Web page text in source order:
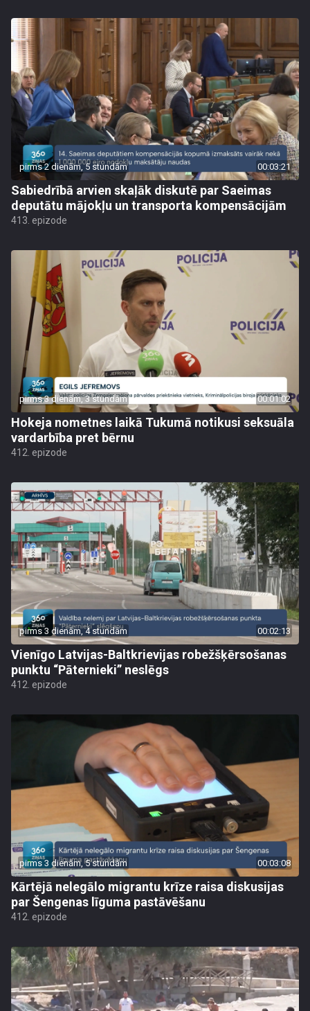
pirms 2 dienām, 5 stundām 00:03:21
Sabiedrībā arvien skaļāk diskutē par Saeimas
deputātu mājokļu un transporta kompensācijām
413. epizode
pirms 3 dienām, 3 stundām 00:01:02
Hokeja nometnes laikā Tukumā notikusi seksuāla
vardarbība pret bērnu
412. epizode
pirms 3 dienām, 4 stundām 00:02:13
Vienīgo Latvijas-Baltkrievijas robežšķērsošanas
punktu “Pāternieki” neslēgs
412. epizode
pirms 3 dienām, 5 stundām 00:03:08
Kārtējā nelegālo migrantu krīze raisa diskusijas
par Šengenas līguma pastāvēšanu
412. epizode